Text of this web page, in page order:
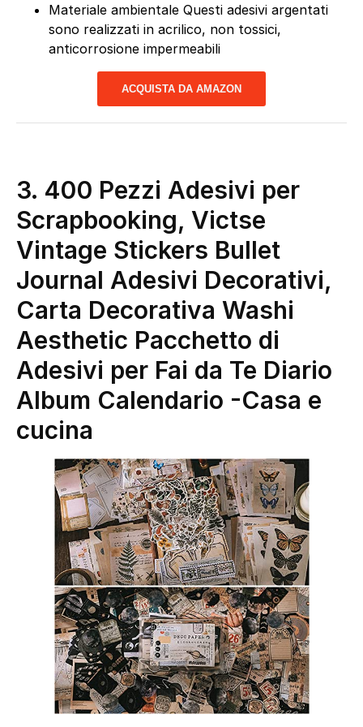
Materiale ambientale Questi adesivi argentati
sono realizzati in acrilico, non tossici,
anticorrosione impermeabili
ACQUISTA DA AMAZON
3. 400 Pezzi Adesivi per
Scrapbooking, Victse
Vintage Stickers Bullet
Journal Adesivi Decorativi,
Carta Decorativa Washi
Aesthetic Pacchetto di
Adesivi per Fai da Te Diario
Album Calendario -Casa e
cucina